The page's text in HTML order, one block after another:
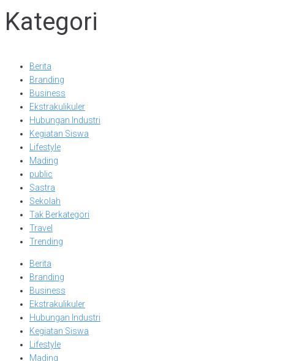
Kategori
Berita
Branding
Business
Ekstrakulikuler
Hubungan Industri
Kegiatan Siswa
Lifestyle
Mading
public
Sastra
Sekolah
Tak Berkategori
Travel
Trending
Berita
Branding
Business
Ekstrakulikuler
Hubungan Industri
Kegiatan Siswa
Lifestyle
Mading